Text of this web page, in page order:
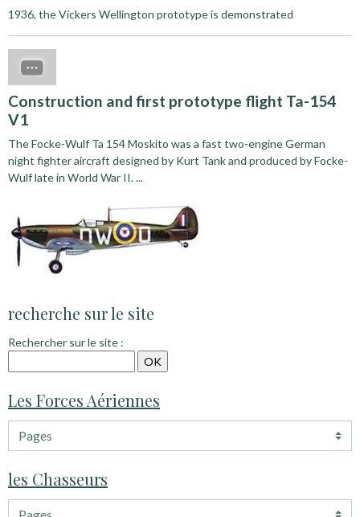
1936, the Vickers Wellington prototype is demonstrated
Construction and first prototype flight Ta-154
V1
The Focke-Wulf Ta 154 Moskito was a fast two-engine German
night fighter aircraft designed by Kurt Tank and produced by Focke-
Wulf late in World War II. ...
recherche sur le site
Rechercher sur le site :
Les Forces Aériennes
les Chasseurs